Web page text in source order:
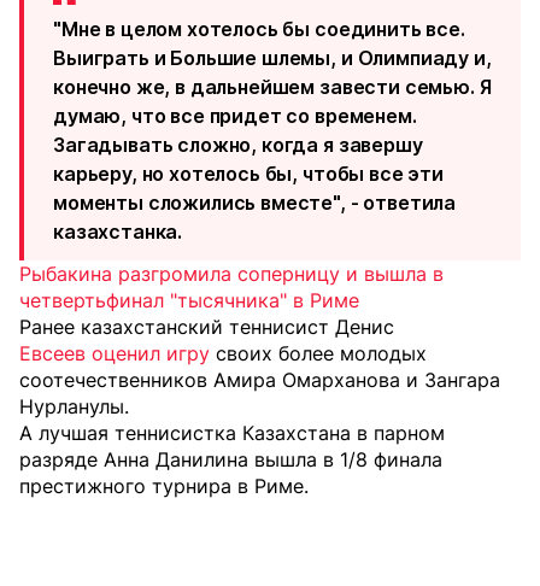
"Мне в целом хотелось бы соединить все.
Выиграть и Большие шлемы, и Олимпиаду и,
конечно же, в дальнейшем завести семью. Я
думаю, что все придет со временем.
Загадывать сложно, когда я завершу
карьеру, но хотелось бы, чтобы все эти
моменты сложились вместе", - ответила
казахстанка.
Рыбакина разгромила соперницу и вышла в
четвертьфинал "тысячника" в Риме
Ранее казахстанский теннисист Денис
Евсеев оценил игру своих более молодых
соотечественников Амира Омарханова и Зангара
Нурланулы.
А лучшая теннисистка Казахстана в парном
разряде Анна Данилина вышла в 1/8 финала
престижного турнира в Риме.